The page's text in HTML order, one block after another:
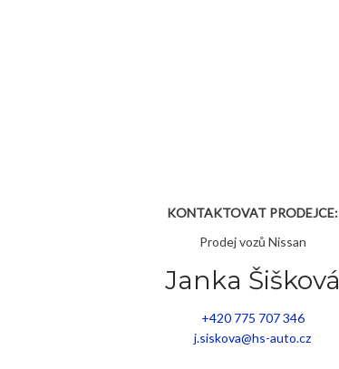
KONTAKTOVAT PRODEJCE:
Prodej vozů Nissan
Janka Šišková
+420 775 707 346
j.siskova@hs-auto.cz